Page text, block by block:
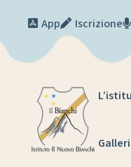
App
Iscrizione